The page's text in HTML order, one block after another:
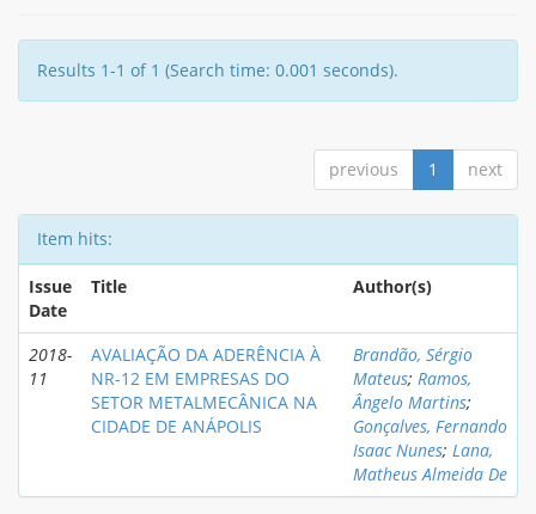
Results 1-1 of 1 (Search time: 0.001 seconds).
previous 1 next
Item hits:
Issue
Date
Title Author(s)
2018-
11
AVALIAÇÃO DA ADERÊNCIA À
NR-12 EM EMPRESAS DO
SETOR METALMECÂNICA NA
CIDADE DE ANÁPOLIS
Brandão, Sérgio
Mateus; Ramos,
Ângelo Martins;
Gonçalves, Fernando
Isaac Nunes; Lana,
Matheus Almeida De